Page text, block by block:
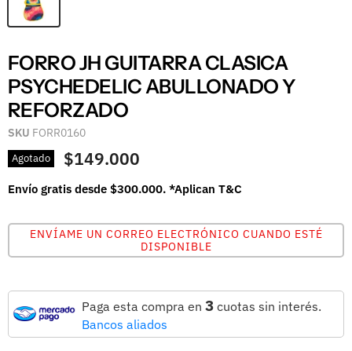
FORRO JH GUITARRA CLASICA
PSYCHEDELIC ABULLONADO Y
REFORZADO
SKU FORR0160
Agotado $149.000
Envío gratis desde $300.000. *Aplican T&C
ENVÍAME UN CORREO ELECTRÓNICO CUANDO ESTÉ
DISPONIBLE
Paga esta compra en 3 cuotas sin interés.
Bancos aliados